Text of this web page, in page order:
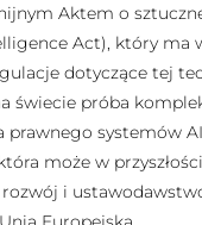
Aktem o
Act), który ma
dotyczące tej
świecie próba
prawnego systemów
może w
rozwój i